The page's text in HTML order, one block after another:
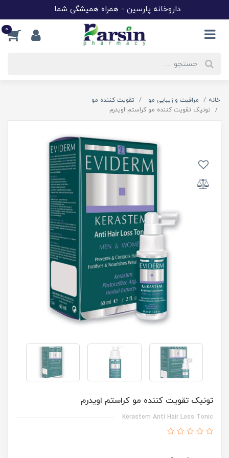
داروخانه پارسین - همراه همیشگی شما
0
خانه مراقبت و زیبایی مو
تقویت کننده مو
تونیک تقویت کننده مو کراستم اویدرم
تونیک تقویت کننده مو کراستم اویدرم
Kerastem Anti Hair Loss Tonic